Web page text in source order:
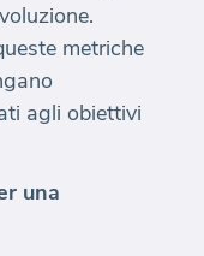
metriche
agli obiettivi
una